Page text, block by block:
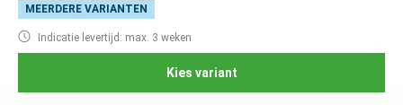
MEERDERE VARIANTEN
Indicatie levertijd: max. 3 weken
Kies variant